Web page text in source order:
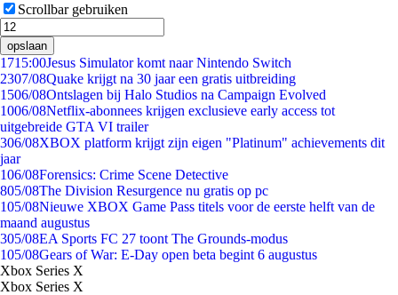
Scrollbar gebruiken
opslaan
1715:00Jesus Simulator komt naar Nintendo Switch
2307/08Quake krijgt na 30 jaar een gratis uitbreiding
1506/08Ontslagen bij Halo Studios na Campaign Evolved
1006/08Netflix-abonnees krijgen exclusieve early access tot
uitgebreide GTA VI trailer
306/08XBOX platform krijgt zijn eigen "Platinum" achievements dit
jaar
106/08Forensics: Crime Scene Detective
805/08The Division Resurgence nu gratis op pc
105/08Nieuwe XBOX Game Pass titels voor de eerste helft van de
maand augustus
305/08EA Sports FC 27 toont The Grounds-modus
105/08Gears of War: E-Day open beta begint 6 augustus
Xbox Series X
Xbox Series X